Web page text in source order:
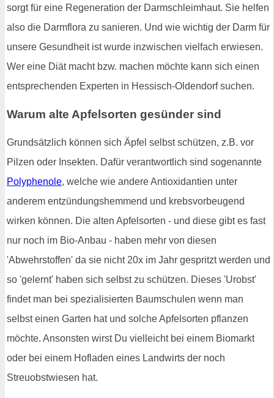
sorgt für eine Regeneration der Darmschleimhaut. Sie helfen
also die Darmflora zu sanieren. Und wie wichtig der Darm für
unsere Gesundheit ist wurde inzwischen vielfach erwiesen.
Wer eine Diät macht bzw. machen möchte kann sich einen
entsprechenden Experten in Hessisch-Oldendorf suchen.
Warum alte Apfelsorten gesünder sind
Grundsätzlich können sich Äpfel selbst schützen, z.B. vor
Pilzen oder Insekten. Dafür verantwortlich sind sogenannte
Polyphenole, welche wie andere Antioxidantien unter
anderem entzündungshemmend und krebsvorbeugend
wirken können. Die alten Apfelsorten - und diese gibt es fast
nur noch im Bio-Anbau - haben mehr von diesen
'Abwehrstoffen' da sie nicht 20x im Jahr gespritzt werden und
so 'gelernt' haben sich selbst zu schützen. Dieses 'Urobst'
findet man bei spezialisierten Baumschulen wenn man
selbst einen Garten hat und solche Apfelsorten pflanzen
möchte. Ansonsten wirst Du vielleicht bei einem Biomarkt
oder bei einem Hofladen eines Landwirts der noch
Streuobstwiesen hat.